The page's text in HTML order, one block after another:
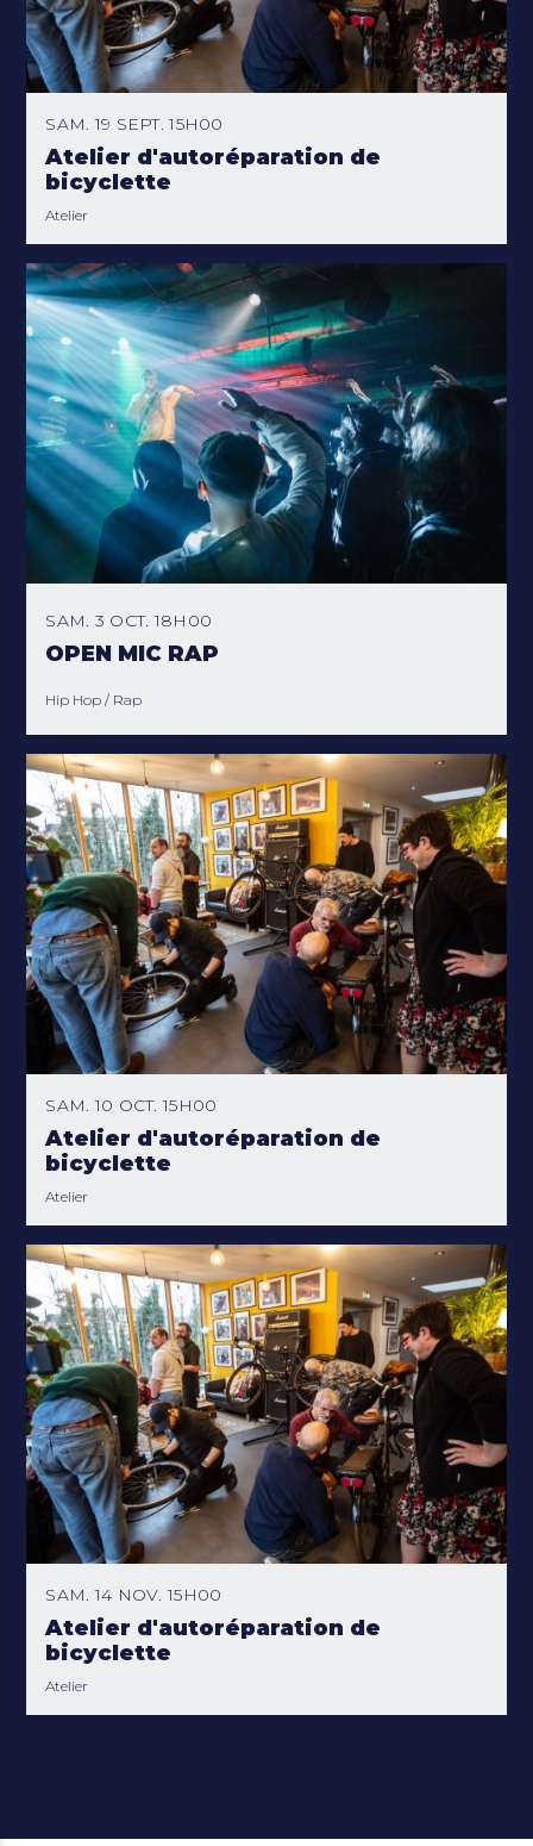
SAM. 19 SEPT. 15H00
Atelier d'autoréparation de
bicyclette
Atelier
SAM. 3 OCT. 18H00
OPEN MIC RAP
Hip Hop / Rap
SAM. 10 OCT. 15H00
Atelier d'autoréparation de
bicyclette
Atelier
SAM. 14 NOV. 15H00
Atelier d'autoréparation de
bicyclette
Atelier